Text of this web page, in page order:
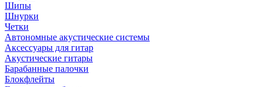
Шипы
Шнурки
Четки
Автономные акустические системы
Аксессуары для гитар
Акустические гитары
Барабанные палочки
Блокфлейты